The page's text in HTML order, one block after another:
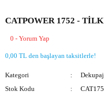
CATPOWER 1752 -
0 - Yorum Yap
0,00 TL den başlayan taksitlerle!
Kategori
Stok Kodu